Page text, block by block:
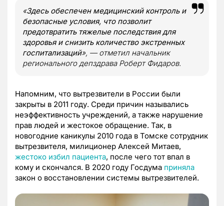
«Здесь обеспечен медицинский контроль и
безопасные условия, что позволит
предотвратить тяжелые последствия для
здоровья и снизить количество экстренных
госпитализаций», — отметил начальник
регионального депздрава Роберт Фидаров.
Напомним, что вытрезвители в России были
закрыты в 2011 году. Среди причин назывались
неэффективность учреждений, а также нарушение
прав людей и жестокое обращение. Так, в
новогодние каникулы 2010 года в Томске сотрудник
вытрезвителя, милиционер Алексей Митаев,
жестоко избил пациента, после чего тот впал в
кому и скончался. В 2020 году Госдума приняла
закон о восстановлении системы вытрезвителей.